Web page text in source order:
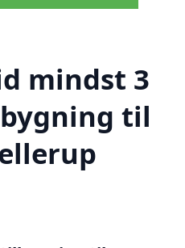
mindst 3
til